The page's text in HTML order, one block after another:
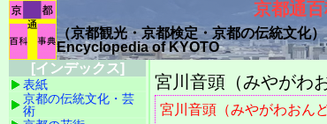
京都通
（京都観光・京都検定・京都の伝統文化）
Encyclopedia of KYOTO
宮川音頭（みやがわ
宮川音頭（みやがわおんど
[インデックス]
表紙
京都の伝統文化・芸
術